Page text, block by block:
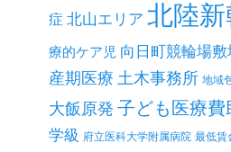
症 北山エリア 北陸
療的ケア児 向日町競輪場
産期医療 土木事務所 地域
大飯原発 子ども医療費
学級 府立医科大学附属病院 最低賃